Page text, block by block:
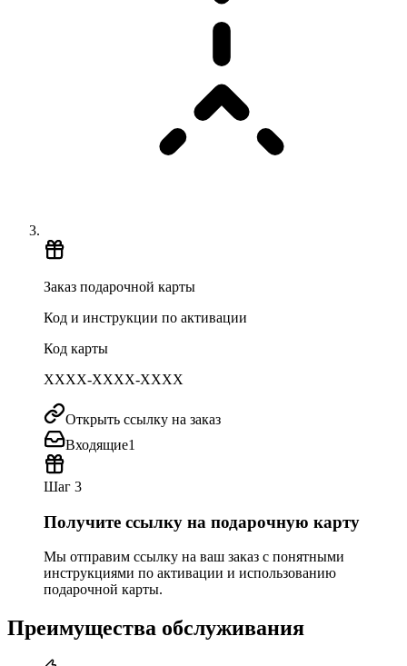
Заказ подарочной карты
Код и инструкции по активации
Код карты
XXXX-XXXX-XXXX
Открыть ссылку на заказ
Входящие1
Шаг 3
Получите ссылку на подарочную карту
Мы отправим ссылку на ваш заказ с понятными
инструкциями по активации и использованию
подарочной карты.
Преимущества обслуживания